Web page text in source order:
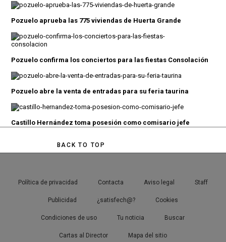
Pozuelo aprueba las 775 viviendas de Huerta Grande
Pozuelo confirma los conciertos para las fiestas Consolación
Pozuelo abre la venta de entradas para su feria taurina
Castillo Hernández toma posesión como comisario jefe
BACK TO TOP
Política de privacidad Contacta Aviso legal Staff
Publicidad ¿satisfech@? Cookies
Condiciones de uso Tu noticia Buscar
Cartas al Director Mapa del sitio